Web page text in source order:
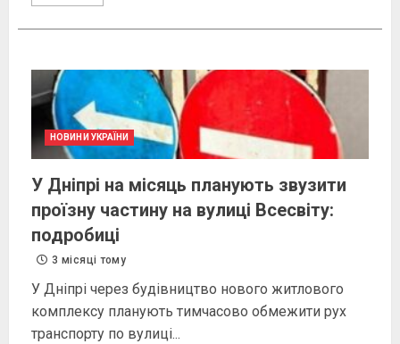
НОВИНИ УКРАЇНИ
У Дніпрі на місяць планують звузити
проїзну частину на вулиці Всесвіту:
подробиці
3 місяці тому
У Дніпрі через будівництво нового житлового
комплексу планують тимчасово обмежити рух
транспорту по вулиці...